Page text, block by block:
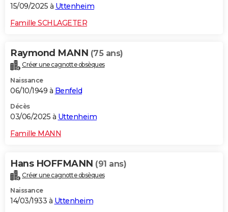
15/09/2025 à Uttenheim
Famille SCHLAGETER
Raymond MANN (75 ans)
Créer une cagnotte obsèques
Naissance
06/10/1949 à Benfeld
Décès
03/06/2025 à Uttenheim
Famille MANN
Hans HOFFMANN (91 ans)
Créer une cagnotte obsèques
Naissance
14/03/1933 à Uttenheim